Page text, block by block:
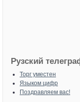
Рузский
Торг уместен
Языком цифр
Поздравляем вас!